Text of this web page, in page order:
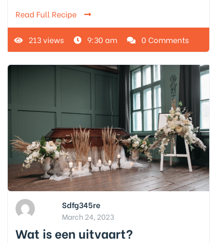
Read Full Recipe
213 views 9:30 am 0 Comments
Sdfg345re
March 24, 2023
Wat is een uitvaart?